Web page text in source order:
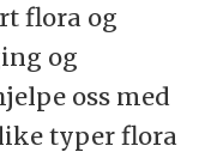
flora og
og
oss med
typer flora